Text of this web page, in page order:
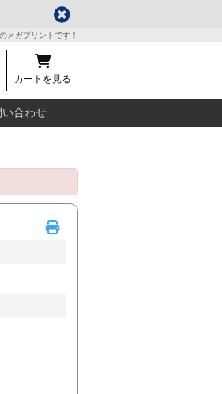
メガプリントです！
カートを見る
い合わせ